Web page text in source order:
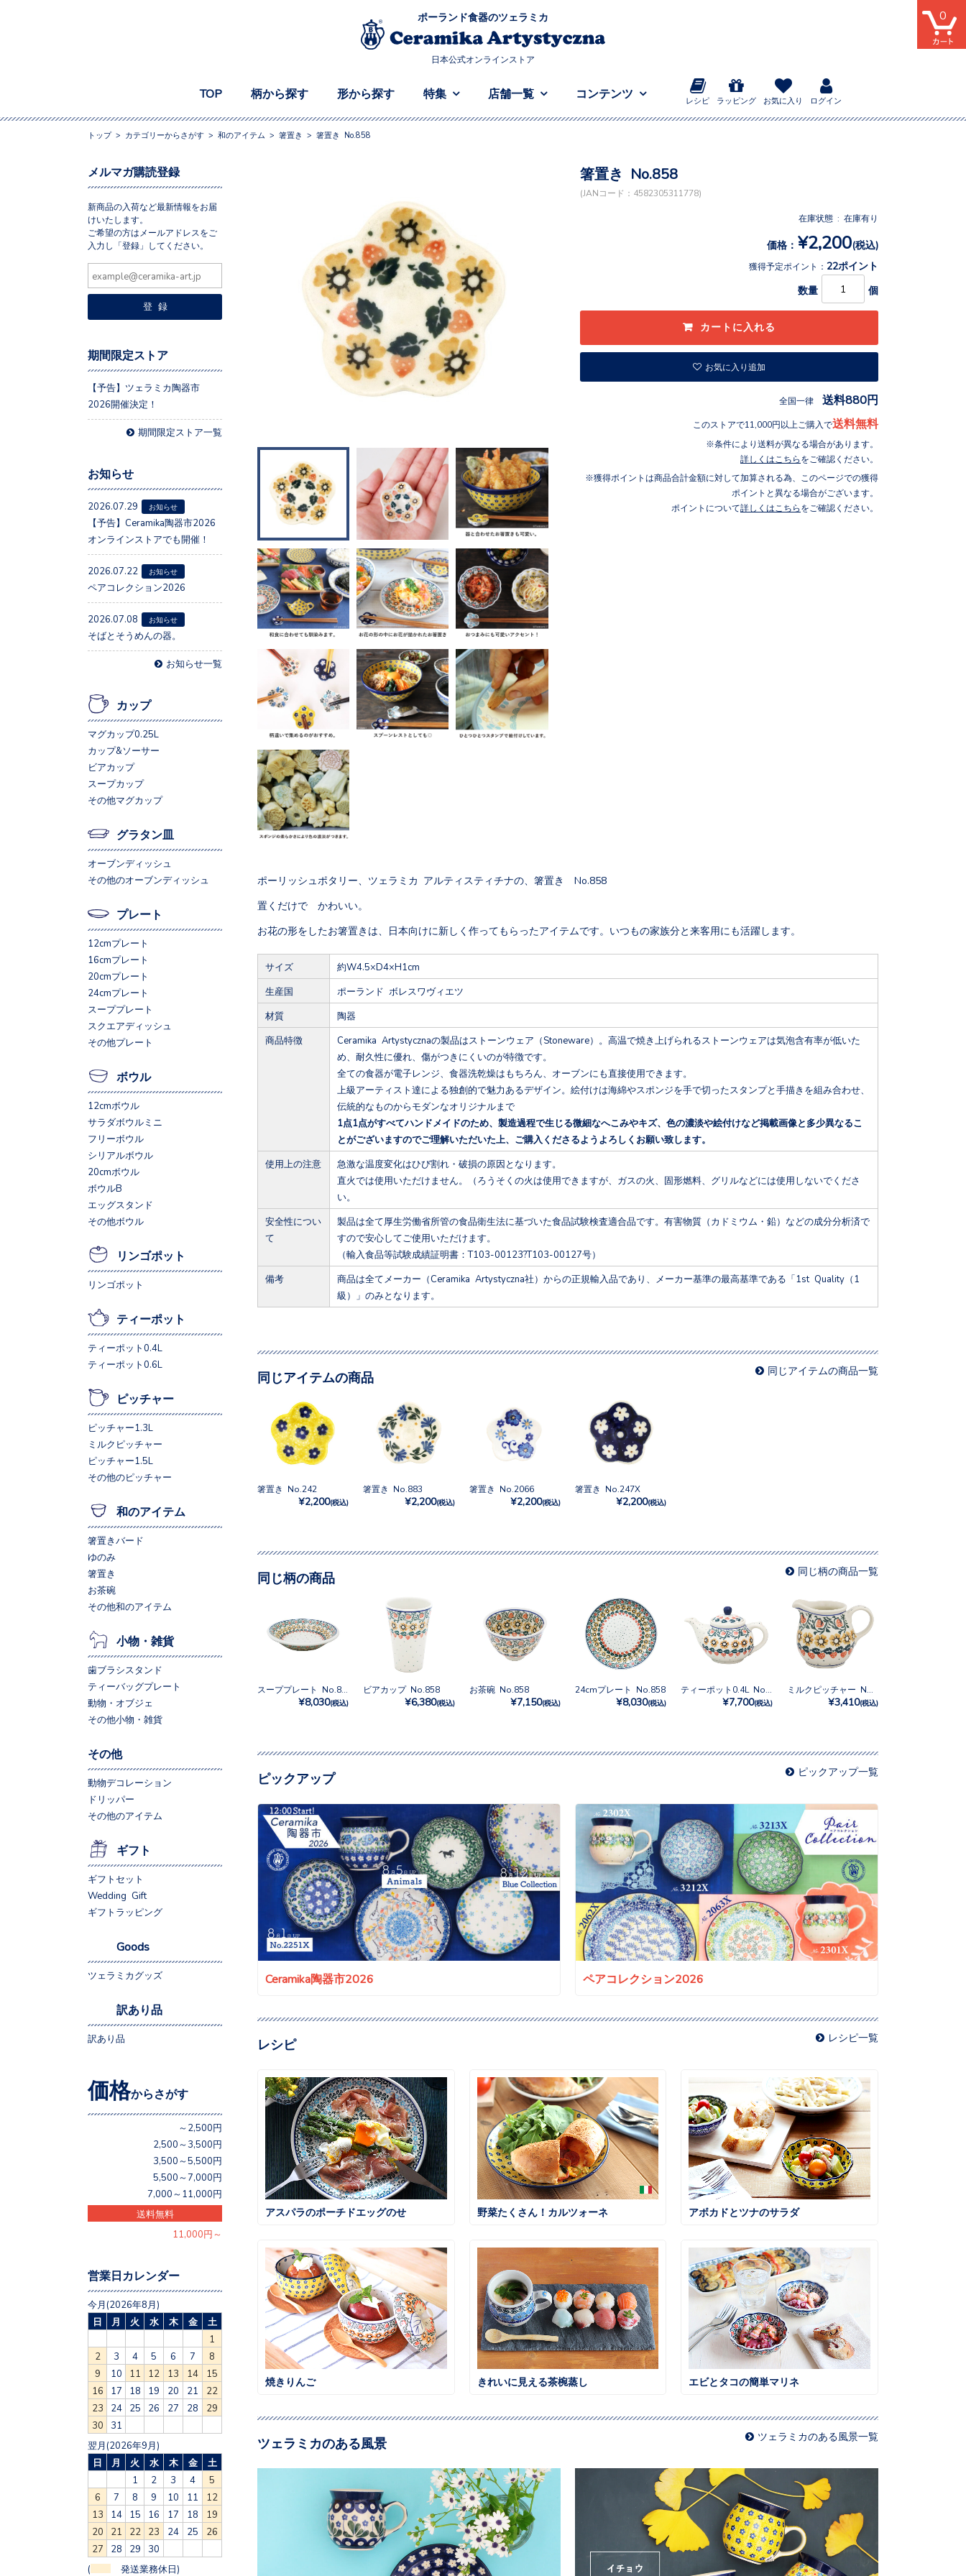
ポーランド食器のツェラミカ
日本公式オンラインストア
TOP 柄から探す 形から探す 特集 店舗一覧 コンテンツ
レシピ ラッピング お気に入り ログイン
0
トップ> カテゴリーからさがす > 和のアイテム > 箸置き > 箸置き No.858
箸置き No.858
(JANコード：4582305311778)
在庫状態 : 在庫有り
価格： ¥2,200(税込)
獲得予定ポイント： 22ポイント
数量 個
お気に入り追加
全国一律 送料880円
このストアで11,000円以上ご購入で送料無料
条件により送料が異なる場合があります。
詳しくはこちら をご確認ください。
獲得ポイントは商品合計金額に対して加算される為、このページでの獲得
ポイントと異なる場合がございます。
ポイントについて詳しくはこちら をご確認ください。
ポーリッシュポタリー、ツェラミカ アルティスティチナの、箸置き No.858
置くだけで かわいい。
お花の形をしたお箸置きは、日本向けに新しく作ってもらったアイテムです。いつもの家族分と来客用にも活躍します。
サイズ 約W4.5×D4×H1cm
生産国 ポーランド ボレスワヴィエツ
材質 陶器
商品特徴
Ceramika Artystycznaの製品はストーンウェア（Stoneware）。高温で焼き上げられるストーンウェアは気泡含有率が低いた
め、耐久性に優れ、傷がつきにくいのが特徴です。
全ての食器が電子レンジ、食器洗乾燥はもちろん、オーブンにも直接使用できます。
上級アーティスト達による独創的で魅力あるデザイン。絵付けは海綿やスポンジを手で切ったスタンプと手描きを組み合わせ、
伝統的なものからモダンなオリジナルまで
1点1点がすべてハンドメイドのため、製造過程で生じる微細なへこみやキズ、色の濃淡や絵付けなど掲載画像と多少異なるこ
とがございますのでご理解いただいた上、ご購入くださるようよろしくお願い致します。
使用上の注意
急激な温度変化はひび割れ・破損の原因となります。
直火では使用いただけません。（ろうそくの火は使用できますが、ガスの火、固形燃料、グリルなどには使用しないでくださ
い。
安全性につい
て
製品は全て厚生労働省所管の食品衛生法に基づいた食品試験検査適合品です。有害物質（カドミウム・鉛）などの成分分析済で
すので安心してご使用いただけます。
（輸入食品等試験成績証明書：T103-00123?T103-00127号）
備考
商品は全てメーカー（Ceramika Artystyczna社）からの正規輸入品であり、メーカー基準の最高基準である「1st Quality（1
級）」のみとなります。
同じアイテムの商品 同じアイテムの商品一覧
箸置き No.242
¥2,200(税込)
箸置き No.883
¥2,200(税込)
箸置き No.2066
¥2,200(税込)
箸置き No.247X
¥2,200(税込)
同じ柄の商品 同じ柄の商品一覧
¥8,030(税込)
ビアカップ No.858
¥6,380(税込)
お茶碗 No.858
¥7,150(税込)
24cmプレート No.858
¥8,030(税込) ¥7,700(税込) ¥3,410(税込)
ピックアップ ピックアップ一覧
Ceramika陶器市2026 ペアコレクション2026
レシピ レシピ一覧
アスパラのポーチドエッグのせ 野菜たくさん！カルツォーネ アボカドとツナのサラダ
焼きりんご きれいに見える茶椀蒸し エビとタコの簡単マリネ
ツェラミカのある風景 ツェラミカのある風景一覧
メルマガ購読登録
新商品の入荷など最新情報をお届
けいたします。
ご希望の方はメールアドレスをご
入力し「登録」してください。
期間限定ストア
【予告】ツェラミカ陶器市
2026開催決定！
期間限定ストア一覧
お知らせ
2026.07.29 お知らせ
【予告】Ceramika陶器市2026
オンラインストアでも開催！
2026.07.22 お知らせ
ペアコレクション2026
2026.07.08 お知らせ
そばとそうめんの器。
お知らせ一覧
カップ
マグカップ0.25L
カップ&ソーサー
ビアカップ
スープカップ
その他マグカップ
グラタン皿
オーブンディッシュ
その他のオーブンディッシュ
プレート
12cmプレート
16cmプレート
20cmプレート
24cmプレート
スーププレート
スクエアディッシュ
その他プレート
ボウル
12cmボウル
サラダボウルミニ
フリーボウル
シリアルボウル
20cmボウル
ボウルB
エッグスタンド
その他ボウル
リンゴポット
リンゴポット
ティーポット
ティーポット0.4L
ティーポット0.6L
ピッチャー
ピッチャー1.3L
ミルクピッチャー
ピッチャー1.5L
その他のピッチャー
和のアイテム
箸置きバード
ゆのみ
箸置き
お茶碗
その他和のアイテム
小物・雑貨
歯ブラシスタンド
ティーバッグプレート
動物・オブジェ
その他小物・雑貨
その他
動物デコレーション
ドリッパー
その他のアイテム
ギフト
ギフトセット
Wedding Gift
ギフトラッピング
Goods
ツェラミカグッズ
訳あり品
訳あり品
価格からさがす
～2,500円
2,500～3,500円
3,500～5,500円
5,500～7,000円
7,000～11,000円
送料無料
11,000円～
営業日カレンダー
今月(2026年8月)
日
月 火 水 木 金
土
1
2
3 4 5 6 7
8
9
10 11 12 13 14
15
16
17 18 19 20 21
22
23
24 25 26 27 28
29
30
31
翌月(2026年9月)
日
月 火 水 木 金
土
1
2 3 4
5
6
7 8 9 10 11
12
13
14 15 16 17 18
19
20
21 22 23 24 25
26
27
28 29 30
( 発送業務休日)